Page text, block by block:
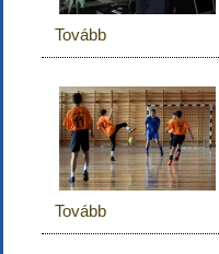
Tovább
Tovább